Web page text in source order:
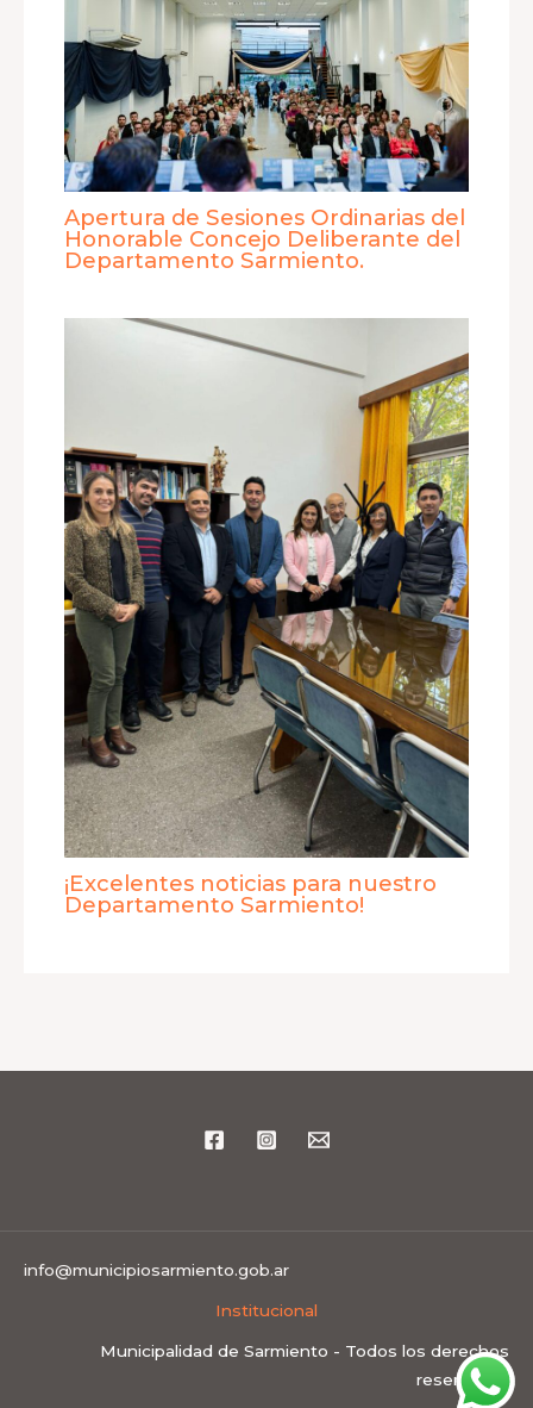
Apertura de Sesiones Ordinarias del
Honorable Concejo Deliberante del
Departamento Sarmiento.
¡Excelentes noticias para nuestro
Departamento Sarmiento!
info@municipiosarmiento.gob.ar
Institucional
Municipalidad de Sarmiento - Todos los derechos
reservados